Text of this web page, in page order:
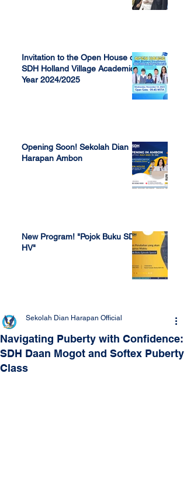
Invitation to the Open House of
SDH Holland Village Academic
Year 2024/2025
Opening Soon! Sekolah Dian
Harapan Ambon
New Program! "Pojok Buku SDH
HV"
Navigating Puberty with Confidence:
SDH Daan Mogot and Softex Puberty
Class
Sekolah Dian Harapan Official